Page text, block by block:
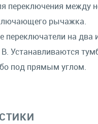
переключения между
рычажка.
переключатели на два
Устанавливаются
под прямым углом.